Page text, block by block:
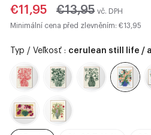
€11,95
Bežná
cena
€13,95 vč. DPH
Minimální cena před zlevněním: €13,95
Typ / Veľkosť : cerulean still life /